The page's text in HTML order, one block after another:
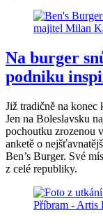
Na burger
podniku
Již tradičně na konec
Jen na Boleslavsku
pochoutku zrozenou
anketě o
Ben’s Burger. Své
z celé republiky.